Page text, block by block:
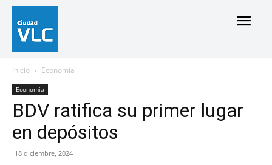
Inicio Economía
Economía
BDV ratifica su primer lugar
en depósitos
18 diciembre, 2024